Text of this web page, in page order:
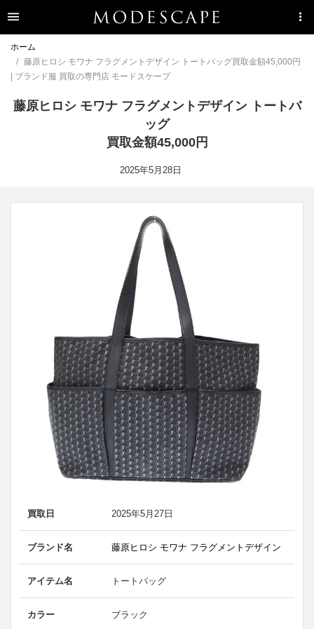
ホーム
藤原ヒロシ モワナ フラグメントデザイン トートバッグ買取金額45,000円
| ブランド服 買取の専門店 モードスケープ
藤原ヒロシ モワナ フラグメントデザイン トートバ
ッグ
買取金額45,000円
2025年5月28日
買取日 2025年5月27日
ブランド名 藤原ヒロシ モワナ フラグメントデザイン
アイテム名 トートバッグ
カラー ブラック